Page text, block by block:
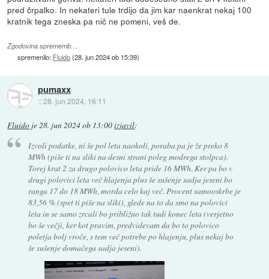
pred črpalko. In nekateri tule trdijo da jim kar naenkrat nekaj 100
kratnik tega zneska pa nič ne pomeni, veš de.
Zgodovina sprememb…
spremenilo: Fluido(28. jun 2024 ob 15:39)
pumaxx
::28. jun 2024, 16:11
Fluido je28. jun 2024 ob 13:00izjavil:
Izvoli podatke, ni še pol leta naokoli, poraba pa je že preko 8
MWh (piše ti na sliki na desni strani poleg modrega stolpca).
Torej krat 2 za drugo polovico leta pride 16 MWh. Ker pa bo v
drugi polovici leta več hlajenja plus še sušenje sadja jeseni bo
ranga 17 do 18 MWh, morda celo kaj več. Procent samooskrbe je
83,56 % (spet ti piše na sliki), glede na to da smo na polovici
leta in se samo zrcali bo približno tak tudi konec leta (verjetno
bo še večji, ker kot pravim, predvidevam da bo to polovico
poletja bolj vroče, s tem več potrebe po hlajenju, plus nekaj bo
še sušenje domačega sadja jeseni).